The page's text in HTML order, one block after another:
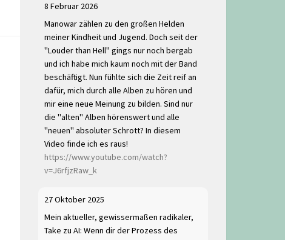
8 Februar 2026
Manowar zählen zu den großen Helden
meiner Kindheit und Jugend. Doch seit der
"Louder than Hell" gings nur noch bergab
und ich habe mich kaum noch mit der Band
beschäftigt. Nun fühlte sich die Zeit reif an
dafür, mich durch alle Alben zu hören und
mir eine neue Meinung zu bilden. Sind nur
die "alten" Alben hörenswert und alle
"neuen" absoluter Schrott? In diesem
Video finde ich es raus!
https://www.youtube.com/watch?
v=J6rfjzRaw_k
27 Oktober 2025
Mein aktueller, gewissermaßen radikaler,
Take zu AI: Wenn dir der Prozess des